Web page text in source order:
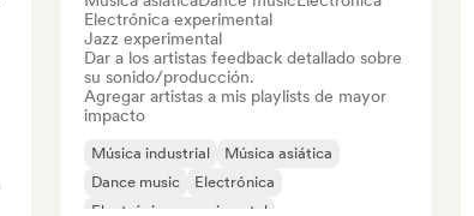
Electrónica experimental
Jazz experimental
Dar a los artistas feedback detallado sobre
su sonido/producción.
Agregar artistas a mis playlists de mayor
impacto
Música industrial
Música asiática
Dance music
Electrónica
Electrónica experimental